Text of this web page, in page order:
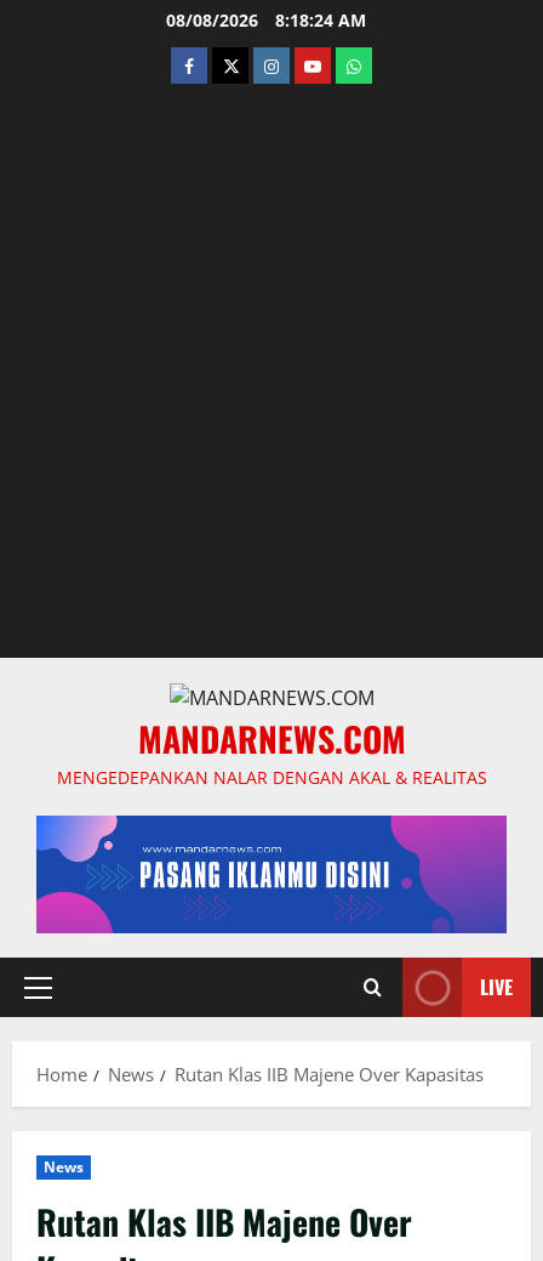
08/08/2026 8:18:25 AM
facebooktwitterinstagram.com
youtubewhatsapp
MANDARNEWS.COM
MENGEDEPANKAN NALAR DENGAN AKAL & REALITAS
Primary
LIVE
Home News Rutan Klas IIB Majene Over Kapasitas
News
Rutan Klas IIB Majene Over